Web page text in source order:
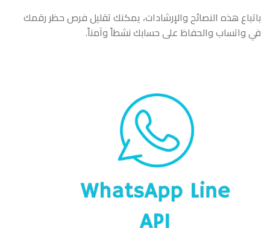
باتباع هذه النصائح والإرشادات، يمكنك تقليل فرص حظر رقمك
في واتساب والحفاظ على حسابك نشطاً وآمناً.